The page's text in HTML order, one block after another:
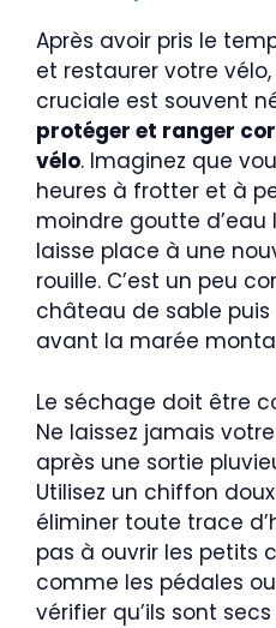
Après avoir pris le
et restaurer votre
cruciale est souvent
protéger et ranger
vélo. Imaginez que
heures à frotter et à
moindre goutte d’eau
laisse place à une
rouille. C’est un peu
château de sable
avant la marée
Le séchage doit être
Ne laissez jamais
après une sortie
Utilisez un chiffon
éliminer toute trace
pas à ouvrir les petits
comme les pédales
vérifier qu’ils sont